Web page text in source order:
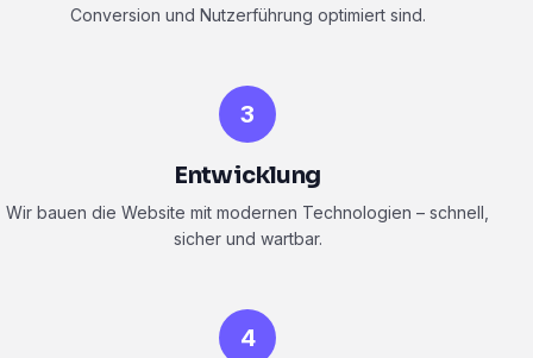
Conversion und Nutzerführung optimiert sind.
3
Entwicklung
Wir bauen die Website mit modernen Technologien – schnell,
sicher und wartbar.
4